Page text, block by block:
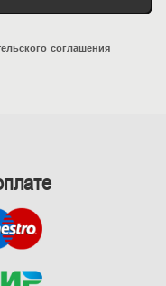
соглашения